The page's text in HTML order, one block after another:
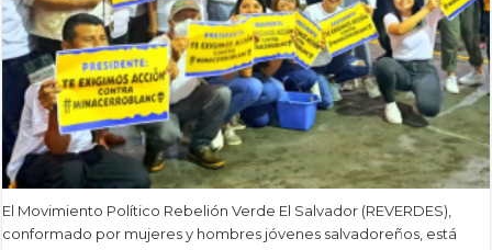
El Movimiento Político Rebelión Verde El Salvador (REVERDES),
conformado por mujeres y hombres jóvenes salvadoreños, está